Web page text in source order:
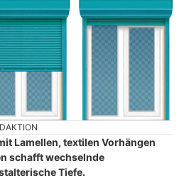
Lamellen, textilen Vorhängen
schafft wechselnde
Tiefe.